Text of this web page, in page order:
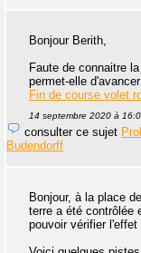
Bonjour Berith,
Faute de connaitre
permet-elle
Fin de course volet
14 septembre 2020 à
consulter ce sujet
Budendorff
Bonjour, à la place
terre a été contrôlée
pouvoir vérifier l'effet